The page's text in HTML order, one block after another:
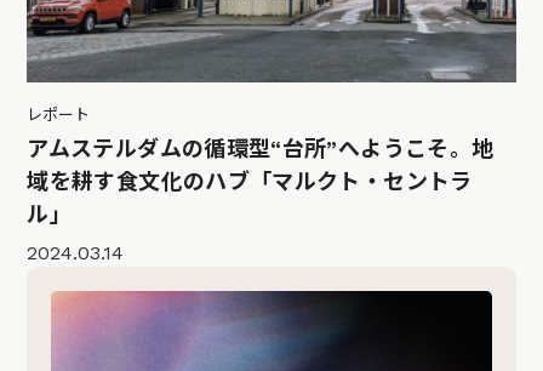
レポート
アムステルダムの循環型“台所”へようこそ。地
域を耕す食文化のハブ「マルクト・セントラ
ル」
2024.03.14